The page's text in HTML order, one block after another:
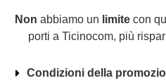
Non abbiamo un limite con
porti a Ticinocom, più
Condizioni della